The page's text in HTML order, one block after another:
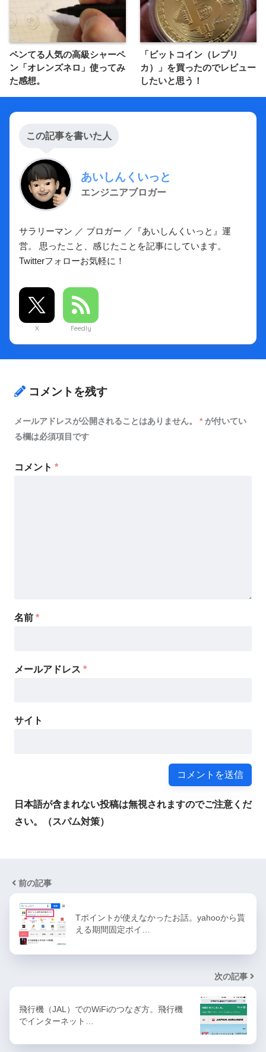
ペンてる人気の高級シャーペ
ン「オレンズネロ」使ってみ
た感想。
「ビットコイン（レプリ
カ）」を買ったのでレビュー
したいと思う！
この記事を書いた人
あいしんくいっと
エンジニアブロガー
サラリーマン ／ ブロガー ／『あいしんくいっと』運
営。 思ったこと、感じたことを記事にしています。
Twitterフォローお気軽に！
X Feedly
コメントを残す
メールアドレスが公開されることはありません。 * が付いてい
る欄は必須項目です
コメント *
名前 *
メールアドレス *
サイト
日本語が含まれない投稿は無視されますのでご注意くだ
さい。（スパム対策）
前の記事
Tポイントが使えなかったお話。yahooから貰
える期間固定ポイ…
次の記事
飛行機（JAL）でのWiFiのつなぎ方。飛行機
でインターネット…